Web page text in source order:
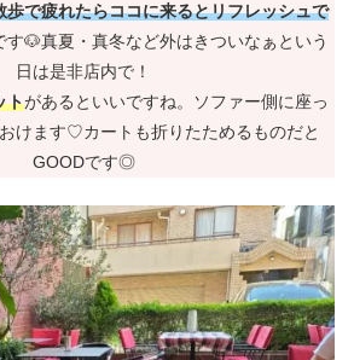
歩で疲れたらココに来るとリフレッシュで
す🐶真夏・真冬など外はきついなぁという
日は是非店内で！
トがあるといいですね。ソファー側に座っ
けます♡カートも折りたためるものだと
GOODです◎